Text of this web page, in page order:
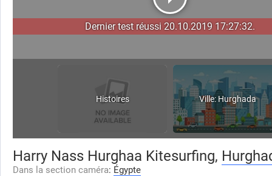
Dernier test réussi 20.10.2019 17:27:32.
Histoires Ville: Hurghada
Harry Nass Hurghaa Kitesurfing,
Dans la section caméra: Égypte